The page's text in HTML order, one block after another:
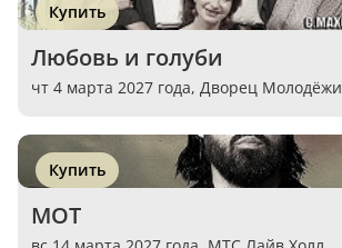
Купить
Любовь и голуби
чт 4 марта 2027 года, Дворец Молодёжи
Купить
МОТ